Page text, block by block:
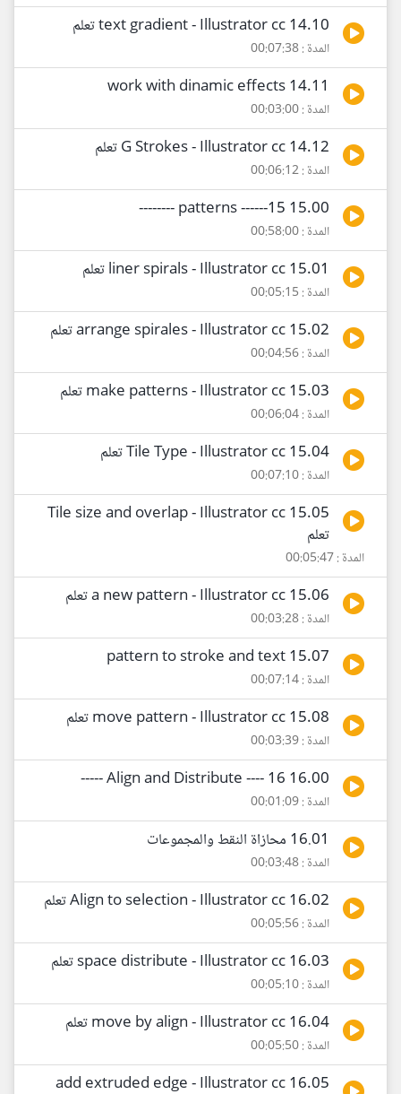
14.10 text gradient - Illustrator cc تعلم
المدة : 00:07:38
14.11 work with dinamic effects
المدة : 00:03:00
14.12 G Strokes - Illustrator cc تعلم
المدة : 00:06:12
15.00 patterns ------15 --------
المدة : 00:58:00
15.01 liner spirals - Illustrator cc تعلم
المدة : 00:05:15
15.02 arrange spirales - Illustrator cc تعلم
المدة : 00:04:56
15.03 make patterns - Illustrator cc تعلم
المدة : 00:06:04
15.04 Tile Type - Illustrator cc تعلم
المدة : 00:07:10
15.05 Tile size and overlap - Illustrator cc
تعلم
المدة : 00:05:47
15.06 a new pattern - Illustrator cc تعلم
المدة : 00:03:28
15.07 pattern to stroke and text
المدة : 00:07:14
15.08 move pattern - Illustrator cc تعلم
المدة : 00:03:39
16.00 Align and Distribute ---- 16 -----
المدة : 00:01:09
16.01 محازاة النقط والمجموعات
المدة : 00:03:48
16.02 Align to selection - Illustrator cc تعلم
المدة : 00:05:56
16.03 space distribute - Illustrator cc تعلم
المدة : 00:05:10
16.04 move by align - Illustrator cc تعلم
المدة : 00:05:50
16.05 add extruded edge - Illustrator cc